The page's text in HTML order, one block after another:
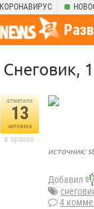
КОРОНАВИРУС
Снегoвик,
отметили
13
человека
в архиве
источник:
Добавил
4